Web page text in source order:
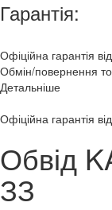
Гарантія:
Офіційна гарантія
Обмін/повернення
Детальніше
Офіційна гарантія
Обвід
ЗЗ